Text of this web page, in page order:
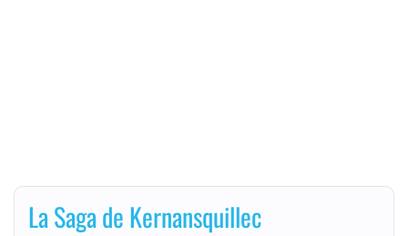
La Saga de Kernansquillec